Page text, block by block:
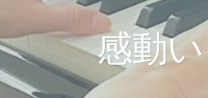
感動